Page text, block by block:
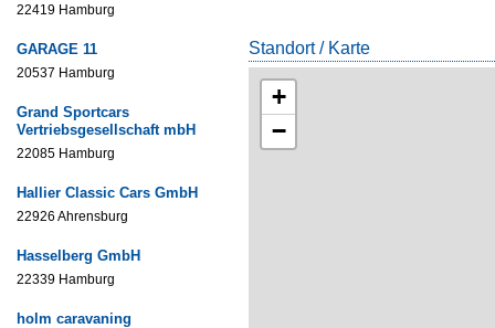
22419 Hamburg
GARAGE 11
20537 Hamburg
Grand Sportcars
Vertriebsgesellschaft mbH
22085 Hamburg
Hallier Classic Cars GmbH
22926 Ahrensburg
Hasselberg GmbH
22339 Hamburg
holm caravaning
Standort / Karte
+
−